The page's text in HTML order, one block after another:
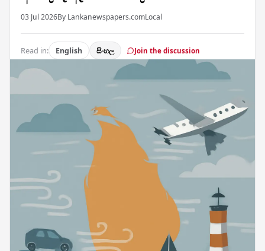
03 Jul 2026By Lankanewspapers.comLocal
Read in: English සිංහල Join the discussion